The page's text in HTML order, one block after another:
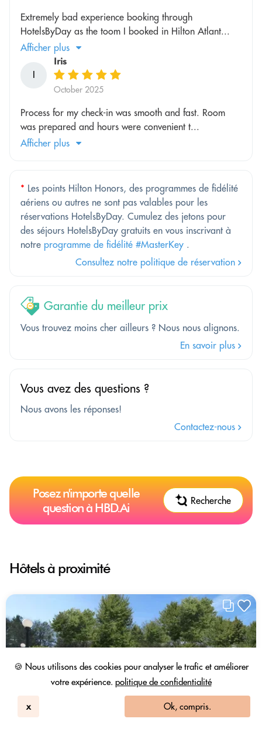
🍪 Nous utilisons des cookies pour analyser le trafic et améliorer
votre expérience. politique de confidentialité
x Ok, compris.
Extremely bad experience booking through
HotelsByDay as the toom I booked in Hilton Atlant...
Afficher plus
I
Iris
October 2025
Process for my check-in was smooth and fast. Room
was prepared and hours were convenient t...
Afficher plus
* Les points Hilton Honors, des programmes de fidélité
aériens ou autres ne sont pas valables pour les
réservations HotelsByDay. Cumulez des jetons pour
des séjours HotelsByDay gratuits en vous inscrivant à
notre programme de fidélité #MasterKey .
Consultez notre politique de réservation
Garantie du meilleur prix
Vous trouvez moins cher ailleurs ? Nous nous alignons.
En savoir plus
Vous avez des questions ?
Nous avons les réponses!
Contactez-nous
Posez n'importe quelle
question à HBD.Ai
Recherche
Hôtels à proximité